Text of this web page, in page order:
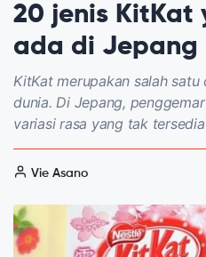
20 jenis KitKat
ada di Jepang
KitKat merupakan salah
dunia. Di Jepang,
variasi rasa yang tak
Vie Asano